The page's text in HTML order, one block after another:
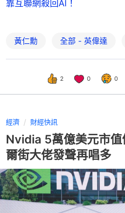
靠互聯網殺回AI！
黃仁勳 全部 - 英偉達
2 0 0
經濟 財經快訊
Nvidia 5萬億美元市
爾街大佬發聲再唱多